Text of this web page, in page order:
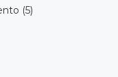
(5)